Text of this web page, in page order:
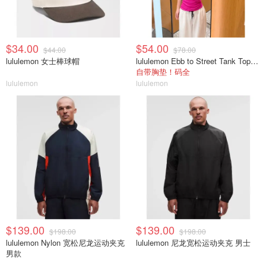
$34.00 $44.00
lululemon 女士棒球帽
lululemon
$54.00 $78.00
lululemon Ebb to Street Tank Top 女士轻支撑背心
自带胸垫！码全
lululemon
$139.00 $198.00
lululemon Nylon 宽松尼龙运动夹克
男款
$139.00 $198.00
lululemon 尼龙宽松运动夹克 男士